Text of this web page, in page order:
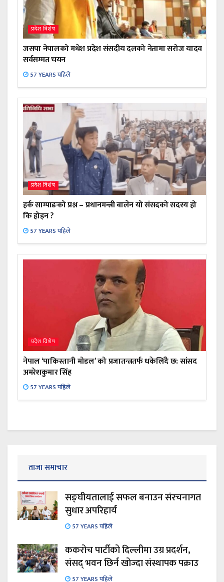
प्रदेश विशेष
जसपा नेपालको मधेश प्रदेश संसदीय दलको नेतामा सरोज यादव
सर्वसम्मत चयन
57 YEARS पहिले
प्रदेश विशेष
हर्क साम्पाङको प्रश्न – प्रधानमन्त्री बालेन यो संसदको सदस्य हो
कि होइन ?
57 YEARS पहिले
प्रदेश विशेष
नेपाल ‘पाकिस्तानी मोडल’ को प्रजातन्त्रतर्फ धकेलिँदै छ: सांसद
अमरेशकुमार सिंह
57 YEARS पहिले
ताजा समाचार
सङ्घीयतालाई सफल बनाउन संरचनागत
सुधार अपरिहार्य
57 YEARS पहिले
ककरोच पार्टीको दिल्लीमा उग्र प्रदर्शन,
संसद् भवन छिर्न खोज्दा संस्थापक पक्राउ
57 YEARS पहिले